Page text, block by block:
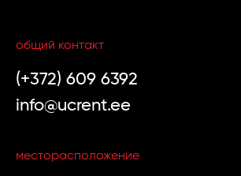
общий контакт
(+372) 609 6392
info@ucrent.ee
месторасположение